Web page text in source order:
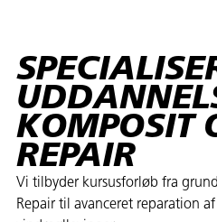
KOMPOSIT
REPAIR
Vi tilbyder kursusforløb fra
Repair til avanceret reparation